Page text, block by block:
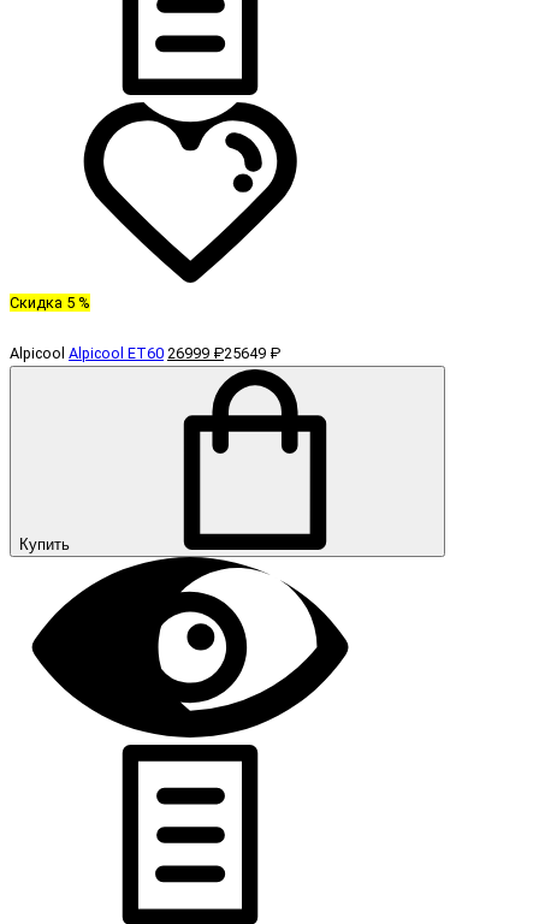
Скидка 5 %
Alpicool Alpicool ET60 26999 ₽25649 ₽
Купить